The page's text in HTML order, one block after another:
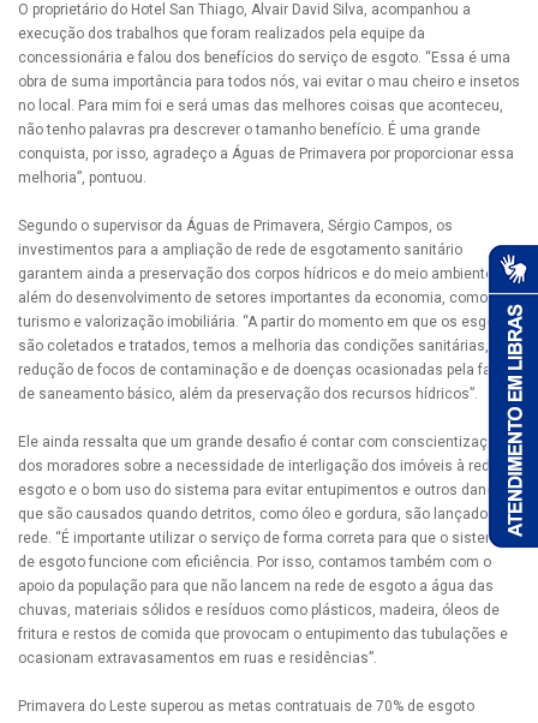
O proprietário do Hotel San Thiago, Alvair David Silva, acompanhou a
execução dos trabalhos que foram realizados pela equipe da
concessionária e falou dos benefícios do serviço de esgoto. “Essa é uma
obra de suma importância para todos nós, vai evitar o mau cheiro e insetos
no local. Para mim foi e será umas das melhores coisas que aconteceu,
não tenho palavras pra descrever o tamanho benefício. É uma grande
conquista, por isso, agradeço a Águas de Primavera por proporcionar essa
melhoria”, pontuou.
Segundo o supervisor da Águas de Primavera, Sérgio Campos, os
investimentos para a ampliação de rede de esgotamento sanitário
garantem ainda a preservação dos corpos hídricos e do meio ambiente,
além do desenvolvimento de setores importantes da economia, como
turismo e valorização imobiliária. “A partir do momento em que os esgotos
são coletados e tratados, temos a melhoria das condições sanitárias,
redução de focos de contaminação e de doenças ocasionadas pela falta
de saneamento básico, além da preservação dos recursos hídricos”.
Ele ainda ressalta que um grande desafio é contar com conscientização
dos moradores sobre a necessidade de interligação dos imóveis à rede de
esgoto e o bom uso do sistema para evitar entupimentos e outros danos
que são causados quando detritos, como óleo e gordura, são lançados na
rede. “É importante utilizar o serviço de forma correta para que o sistema
de esgoto funcione com eficiência. Por isso, contamos também com o
apoio da população para que não lancem na rede de esgoto a água das
chuvas, materiais sólidos e resíduos como plásticos, madeira, óleos de
fritura e restos de comida que provocam o entupimento das tubulações e
ocasionam extravasamentos em ruas e residências”.
Primavera do Leste superou as metas contratuais de 70% de esgoto